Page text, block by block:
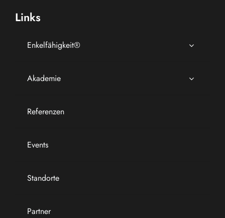
Links
Enkelfähigkeit®
Akademie
Referenzen
Events
Standorte
Partner